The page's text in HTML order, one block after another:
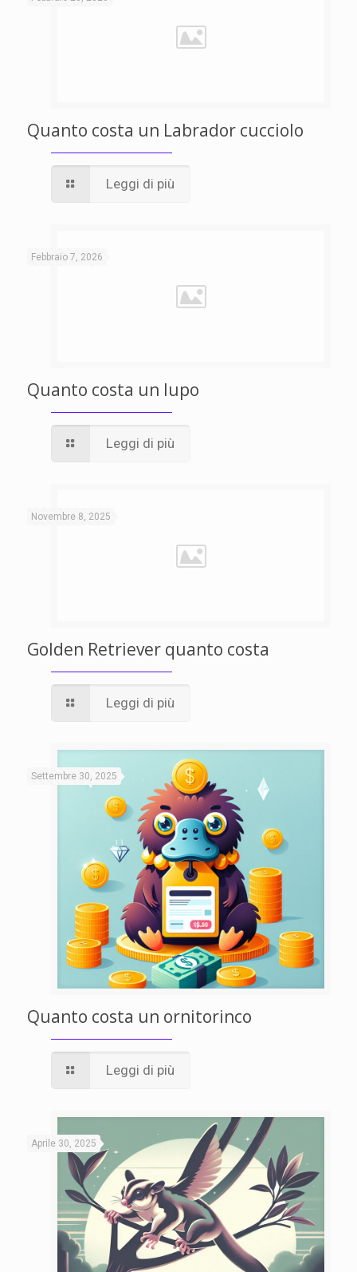
Quanto costa un Labrador cucciolo
Leggi di più
Febbraio 7, 2026
Quanto costa un lupo
Leggi di più
Novembre 8, 2025
Golden Retriever quanto costa
Leggi di più
Settembre 30, 2025
Quanto costa un ornitorinco
Leggi di più
Aprile 30, 2025